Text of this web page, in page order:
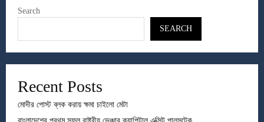
Search
SEARCH
Recent Posts
মোদীর পোস্ট ব্লক করায় ক্ষমা চাইলো মেটা